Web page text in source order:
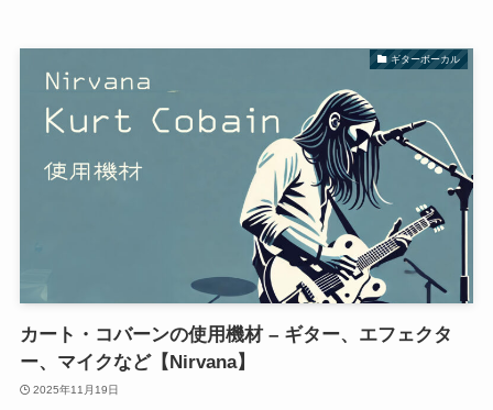
ギターボーカル
カート・コバーンの使用機材 – ギター、エフェクタ
ー、マイクなど【Nirvana】
2025年11月19日